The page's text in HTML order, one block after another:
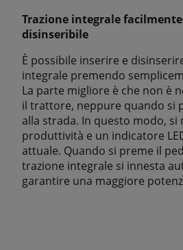
Trazione integrale
disinseribile
È possibile inserire e
integrale premendo
La parte migliore è che non è
il trattore, neppure quando si
alla strada. In questo modo, si
produttività e un indicatore
attuale. Quando si preme il
trazione integrale si innesta
garantire una maggiore